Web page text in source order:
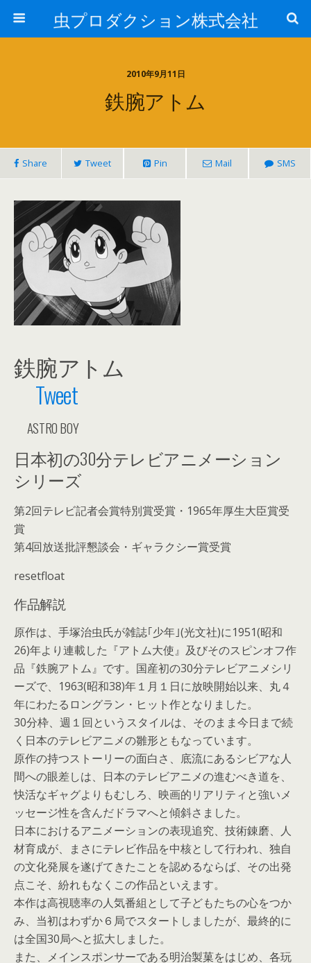
虫プロダクション株式会社
2010年9月11日
鉄腕アトム
Share Tweet Pin Mail SMS
鉄腕アトム
Tweet
ASTRO BOY
日本初の30分テレビアニメーション
シリーズ
第2回テレビ記者会賞特別賞受賞・1965年厚生大臣賞受
賞
第4回放送批評懇談会・ギャラクシー賞受賞
resetfloat
作品解説
原作は、手塚治虫氏が雑誌｢少年｣(光文社)に1951(昭和
26)年より連載した『アトム大使』及びそのスピンオフ作
品『鉄腕アトム』です。国産初の30分テレビアニメシリ
ーズで、1963(昭和38)年１月１日に放映開始以来、丸４
年にわたるロングラン・ヒット作となりました。
30分枠、週１回というスタイルは、そのまま今日まで続
く日本のテレビアニメの雛形ともなっています。
原作の持つストーリーの面白さ、底流にあるシビアな人
間への眼差しは、日本のテレビアニメの進むべき道を、
快活なギャグよりもむしろ、映画的リアリティと強いメ
ッセージ性を含んだドラマへと傾斜さました。
日本におけるアニメーションの表現追究、技術錬磨、人
材育成が、まさにテレビ作品を中核として行われ、独自
の文化発展を遂げてきたことを認めるならば、その出発
点こそ、紛れもなくこの作品といえます。
本作は高視聴率の人気番組として子どもたちの心をつか
み、当初はわずか６局でスタートしましたが、最終的に
は全国30局へと拡大しました。
また、メインスポンサーである明治製菓をはじめ、各玩